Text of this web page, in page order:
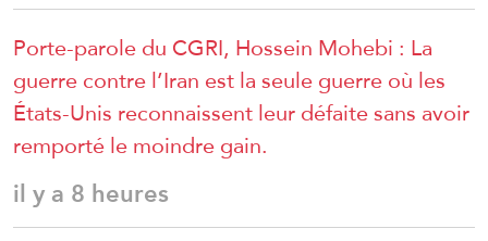
Porte-parole du CGRI, Hossein Mohebi : La
guerre contre l’Iran est la seule guerre où les
États-Unis reconnaissent leur défaite sans avoir
remporté le moindre gain.
il y a 8 heures